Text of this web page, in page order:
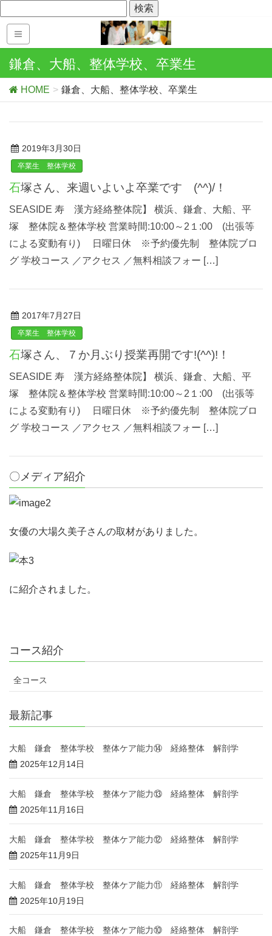
鎌倉、大船、整体学校、卒業生
HOME 鎌倉、大船、整体学校、卒業生
2019年3月30日
卒業生 整体学校
石塚さん、来週いよいよ卒業です (^^)/！
SEASIDE 寿 漢方経絡整体院】 横浜、鎌倉、大船、平
塚 整体院＆整体学校 営業時間:10:00～2１:00 (出張等
による変動有り) 日曜日休 ※予約優先制 整体院ブロ
グ 学校コース ／アクセス ／無料相談フォー […]
2017年7月27日
卒業生 整体学校
石塚さん、７か月ぶり授業再開です!(^^)!！
SEASIDE 寿 漢方経絡整体院】 横浜、鎌倉、大船、平
塚 整体院＆整体学校 営業時間:10:00～2１:00 (出張等
による変動有り) 日曜日休 ※予約優先制 整体院ブロ
グ 学校コース ／アクセス ／無料相談フォー […]
〇メディア紹介
女優の大場久美子さんの取材がありました。
に紹介されました。
コース紹介
全コース
最新記事
大船 鎌倉 整体学校 整体ケア能力⑭ 経絡整体 解剖学
2025年12月14日
大船 鎌倉 整体学校 整体ケア能力⑬ 経絡整体 解剖学
2025年11月16日
大船 鎌倉 整体学校 整体ケア能力⑫ 経絡整体 解剖学
2025年11月9日
大船 鎌倉 整体学校 整体ケア能力⑪ 経絡整体 解剖学
2025年10月19日
大船 鎌倉 整体学校 整体ケア能力⑩ 経絡整体 解剖学